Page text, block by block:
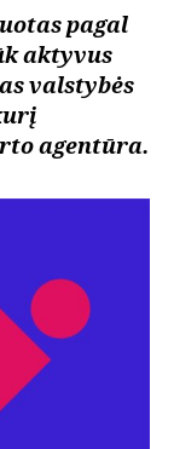
pagal
aktyvus
valstybės
agentūra.